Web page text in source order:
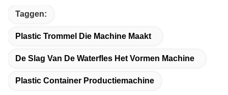
Taggen:
Plastic Trommel Die Machine Maakt
De Slag Van De Waterfles Het Vormen Machine
Plastic Container Productiemachine